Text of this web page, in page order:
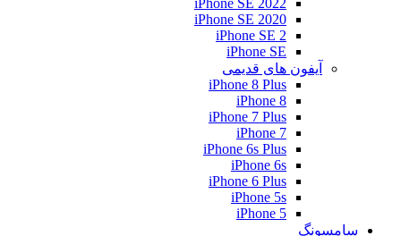
iPhone SE 2022
iPhone SE 2020
iPhone SE 2
iPhone SE
آیفون های قدیمی
iPhone 8 Plus
iPhone 8
iPhone 7 Plus
iPhone 7
iPhone 6s Plus
iPhone 6s
iPhone 6 Plus
iPhone 5s
iPhone 5
سامسونگ